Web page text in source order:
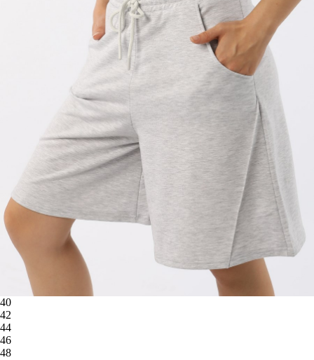
40
42
44
46
48